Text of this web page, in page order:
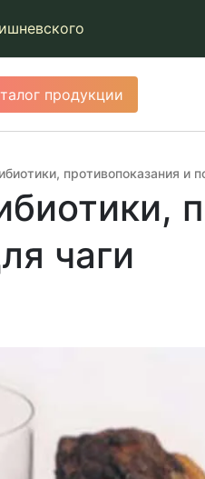
продукции
противопоказания и
чаги